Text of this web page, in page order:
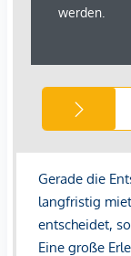
unverbindliche
Gewähr
entgegen dem